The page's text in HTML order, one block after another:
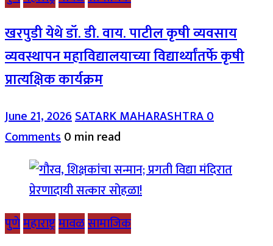
खरपुडी येथे डॉ. डी. वाय. पाटील कृषी व्यवसाय
व्यवस्थापन महाविद्यालयाच्या विद्यार्थ्यांतर्फे कृषी
प्रात्यक्षिक कार्यक्रम
June 21, 2026SATARK MAHARASHTRA0
Comments0 min read
पुणेमहाराष्ट्रमावळसामाजिक